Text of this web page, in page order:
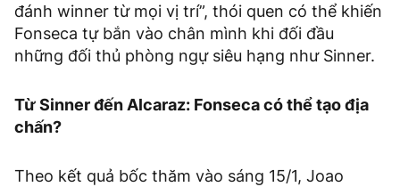
đánh winner từ mọi vị trí”, thói quen có thể khiến
Fonseca tự bắn vào chân mình khi đối đầu
những đối thủ phòng ngự siêu hạng như Sinner.
Từ Sinner đến Alcaraz: Fonseca có thể tạo địa
chấn?
Theo kết quả bốc thăm vào sáng 15/1, Joao